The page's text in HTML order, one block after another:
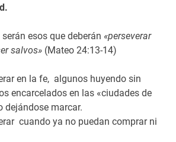
esos que deberán «perseverar
salvos» (Mateo 24:13-14)
en la fe, algunos huyendo sin
encarcelados en las «ciudades de
dejándose marcar.
cuando ya no puedan comprar ni